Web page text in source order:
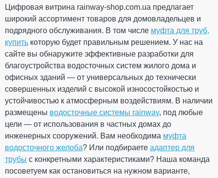
упаковке
20 шт
Дополнительные характеристики
Температура
использования
от - 40°С / до +
Температура для
монтажа
от + 5°С
Устойчивость к УФ-
излучению
Устойчивый
Гарантия
10 лет
Европейский
стандарт
EN 607:2004
Сертификат
соответствия
Сертифицирован
Ваш отзыв
Рейтинг
ОТПРАВИТЬ
Цифровая витрина rainway-shop.com.ua предлагает
широкий ассортимент товаров для домовладельцев и
подрядного обслуживания. В том числе муфта для труб,
купить которую будет правильным решением. У нас на
сайте вы обнаружите эффективные разработки для
благоустройства водосточных систем жилого дома и
офисных зданий — от универсальных до технически
совершенных изделий с высокой износостойкостью и
устойчивостью к атмосферным воздействиям. В наличии
размещены водосточные системы rainway, под любые
цели — от использования в частных домах до
инженерных сооружений. Вам необходима муфта
водосточного желоба? Или подбираете адаптер для
трубы с конкретными характеристиками? Наша команда
посоветуем как остановиться на нужном варианте,